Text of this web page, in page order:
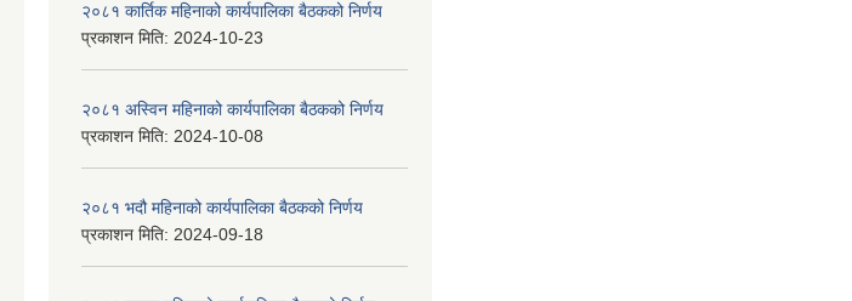
२०८१ कार्तिक महिनाको कार्यपालिका बैठकको निर्णय
प्रकाशन मिति: 2024-10-23
२०८१ अस्विन महिनाको कार्यपालिका बैठकको निर्णय
प्रकाशन मिति: 2024-10-08
२०८१ भदौ महिनाको कार्यपालिका बैठकको निर्णय
प्रकाशन मिति: 2024-09-18